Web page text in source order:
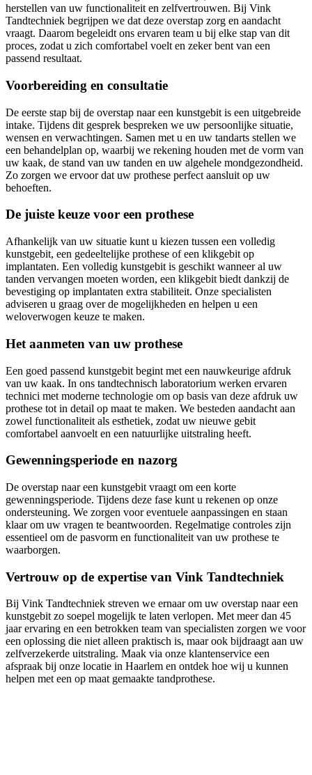
herstellen van uw functionaliteit en zelfvertrouwen. Bij Vink
Tandtechniek begrijpen we dat deze overstap zorg en aandacht
vraagt. Daarom begeleidt ons ervaren team u bij elke stap van dit
proces, zodat u zich comfortabel voelt en zeker bent van een
passend resultaat.
Voorbereiding en consultatie
De eerste stap bij de overstap naar een kunstgebit is een uitgebreide
intake. Tijdens dit gesprek bespreken we uw persoonlijke situatie,
wensen en verwachtingen. Samen met u en uw tandarts stellen we
een behandelplan op, waarbij we rekening houden met de vorm van
uw kaak, de stand van uw tanden en uw algehele mondgezondheid.
Zo zorgen we ervoor dat uw prothese perfect aansluit op uw
behoeften.
De juiste keuze voor een prothese
Afhankelijk van uw situatie kunt u kiezen tussen een volledig
kunstgebit, een gedeeltelijke prothese of een klikgebit op
implantaten. Een volledig kunstgebit is geschikt wanneer al uw
tanden vervangen moeten worden, een klikgebit biedt dankzij de
bevestiging op implantaten extra stabiliteit. Onze specialisten
adviseren u graag over de mogelijkheden en helpen u een
weloverwogen keuze te maken.
Het aanmeten van uw prothese
Een goed passend kunstgebit begint met een nauwkeurige afdruk
van uw kaak. In ons tandtechnisch laboratorium werken ervaren
technici met moderne technologie om op basis van deze afdruk uw
prothese tot in detail op maat te maken. We besteden aandacht aan
zowel functionaliteit als esthetiek, zodat uw nieuwe gebit
comfortabel aanvoelt en een natuurlijke uitstraling heeft.
Gewenningsperiode en nazorg
De overstap naar een kunstgebit vraagt om een korte
gewenningsperiode. Tijdens deze fase kunt u rekenen op onze
ondersteuning. We zorgen voor eventuele aanpassingen en staan
klaar om uw vragen te beantwoorden. Regelmatige controles zijn
essentieel om de pasvorm en functionaliteit van uw prothese te
waarborgen.
Vertrouw op de expertise van Vink Tandtechniek
Bij Vink Tandtechniek streven we ernaar om uw overstap naar een
kunstgebit zo soepel mogelijk te laten verlopen. Met meer dan 45
jaar ervaring en een betrokken team van specialisten zorgen we voor
een oplossing die niet alleen praktisch is, maar ook bijdraagt aan uw
zelfverzekerde uitstraling. Maak via onze klantenservice een
afspraak bij onze locatie in Haarlem en ontdek hoe wij u kunnen
helpen met een op maat gemaakte tandprothese.